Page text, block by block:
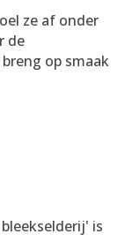
ze af onder
de
op smaak
is